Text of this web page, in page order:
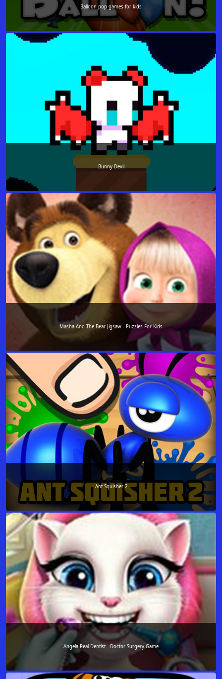
Balloon pop games for kids
Bunny Devil
Masha And The Bear Jigsaw - Puzzles For Kids
Ant Squisher 2
Angela Real Dentist - Doctor Surgery Game